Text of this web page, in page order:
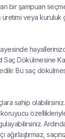
bir şampuan
üretimi veya
Dökülmesine
Bu saç
sahip